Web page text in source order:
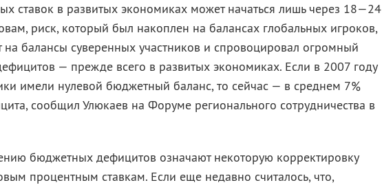
ставок в развитых экономиках может начаться лишь через 18—24
риск, который был накоплен на балансах глобальных игроков,
на балансы суверенных участников и спровоцировал огромный
— прежде всего в развитых экономиках. Если в 2007 году
имели нулевой бюджетный баланс, то сейчас — в среднем 7%
сообщил Улюкаев на Форуме регионального сотрудничества в
бюджетных дефицитов означают некоторую корректировку
процентным ставкам. Если еще недавно считалось, что,